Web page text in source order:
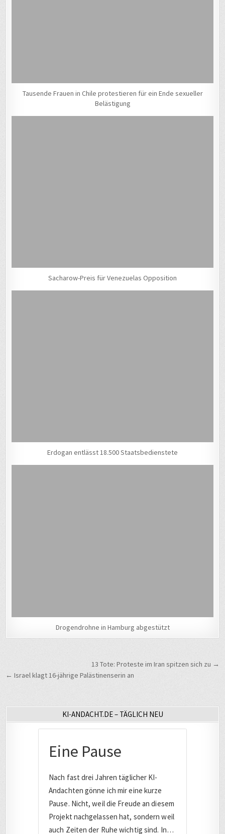
Tausende Frauen in Chile protestieren für ein Ende sexueller
Belästigung
Sacharow-Preis für Venezuelas Opposition
Erdogan entlässt 18.500 Staatsbedienstete
Drogendrohne in Hamburg abgestützt
Beitragsnavigation13 Tote: Proteste im Iran spitzen sich zu →
← Israel klagt 16-jährige Palästinenserin an
KI-ANDACHT.DE – TÄGLICH NEU